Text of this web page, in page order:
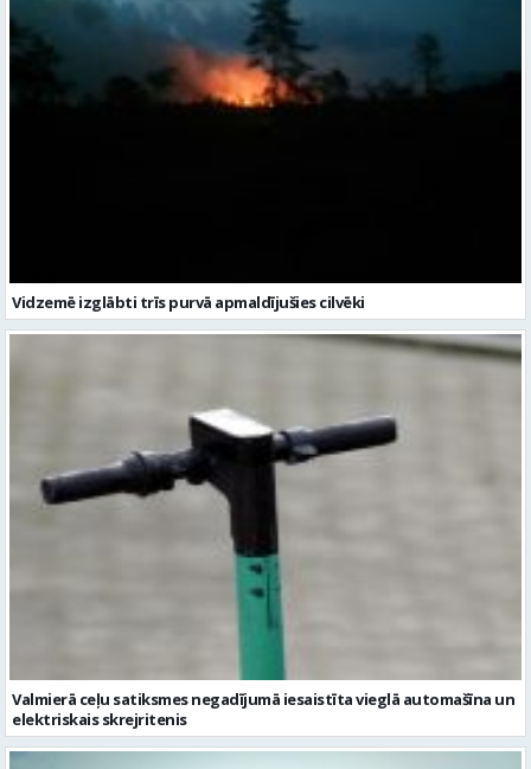
Vidzemē izglābti trīs purvā apmaldījušies cilvēki
Valmierā ceļu satiksmes negadījumā iesaistīta vieglā automašīna un
elektriskais skrejritenis